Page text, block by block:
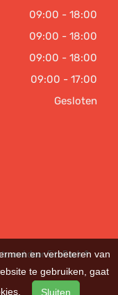
09:00 - 18:00
09:00 - 18:00
09:00 - 18:00
09:00 - 17:00
Gesloten
doorSitePack ®
en verbeteren van
te gebruiken, gaat
Sluiten